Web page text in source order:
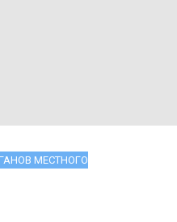
МЕСТНОГО